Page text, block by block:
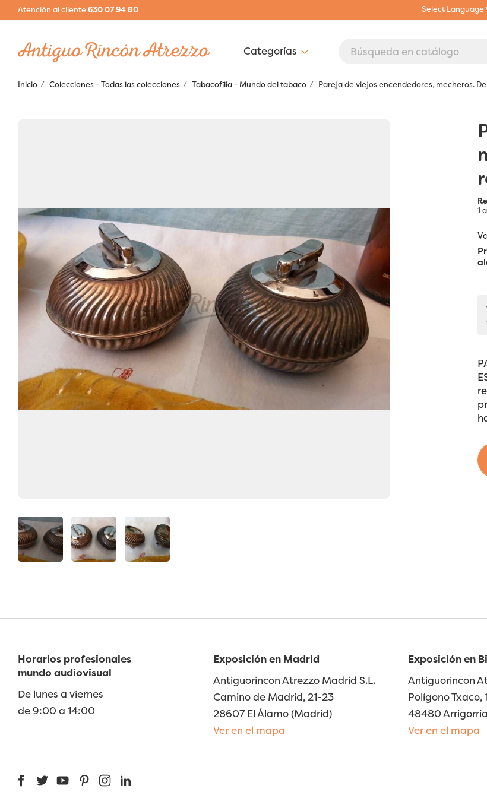
Atención al cliente630 07 94 80 Select Language
Inicio Colecciones - Todas las colecciones Tabacofília - Mundo del tabaco Pareja de viejos encendedores, mecheros.
1
Horarios profesionales
mundo audiovisual
De lunes a viernes
de 9:00 a 14:00
Exposición en Madrid
Antiguorincon Atrezzo Madrid S.L.
Camino de Madrid, 21-23
28607 El Álamo (Madrid)
Ver en el mapa
Exposición en
Antiguorincon
Polígono Txaco,
48480
Ver en el mapa
FacebookTwitterYouTubePinterestInstagram